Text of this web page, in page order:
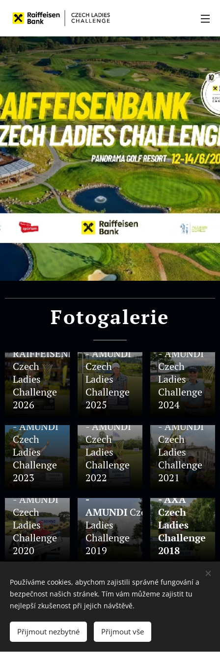
Fotogalerie
Fotogalerie
RAIFFEISENBANK
Czech
Ladies
Challenge
2026
17.06.2025
Fotogalerie
- AMUNDI
Czech
Ladies
Challenge
2025
- AMUNDI
Czech
Ladies
Challenge
2024
30.06.2023
- AMUNDI
Czech
Ladies
Challenge
2023
30.06.2022
- AMUNDI
Czech
Ladies
Challenge
2022
30.09.2021
- AMUNDI
Czech
Ladies
Challenge
2021
30.06.2020
- AMUNDI
Czech
Ladies
Challenge
2020
28.06.2019
-
AMUNDICzech
Ladies
Challenge
2019
30.06.2018
- AXA
Czech
Ladies
Challenge
2018
30.06.2017
Fotogalerie
Czech
Ladies
Challenge
2017
Používáme cookies, abychom zajistili správné fungování a
bezpečnost našich stránek. Tím vám můžeme zajistit tu
nejlepší zkušenost při jejich návštěvě.
Přijmout nezbytné Přijmout vše